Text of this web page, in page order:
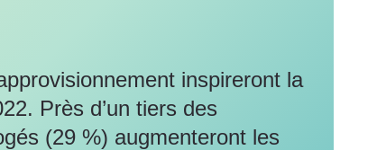
inspireront la
Près d’un tiers des
(29 %) augmenteront les